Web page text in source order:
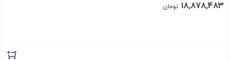
18,878,483 تومان